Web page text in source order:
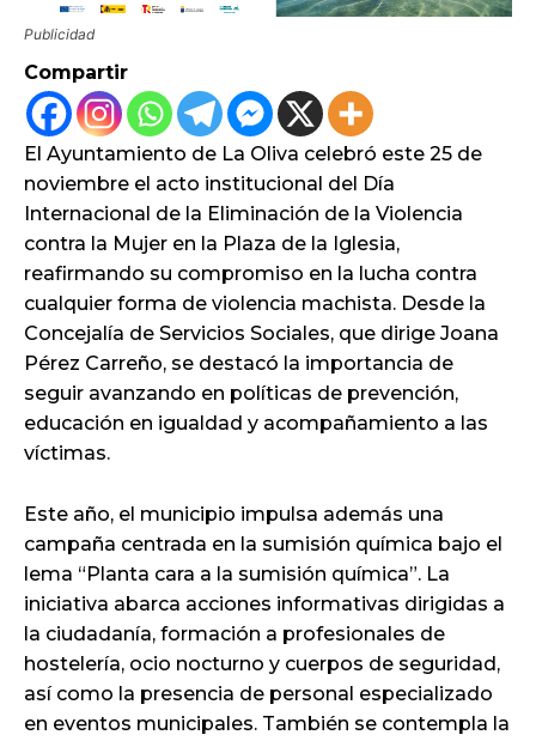
Publicidad
Compartir
El Ayuntamiento de La Oliva celebró este 25 de
noviembre el acto institucional del Día
Internacional de la Eliminación de la Violencia
contra la Mujer en la Plaza de la Iglesia,
reafirmando su compromiso en la lucha contra
cualquier forma de violencia machista. Desde la
Concejalía de Servicios Sociales, que dirige Joana
Pérez Carreño, se destacó la importancia de
seguir avanzando en políticas de prevención,
educación en igualdad y acompañamiento a las
víctimas.
Este año, el municipio impulsa además una
campaña centrada en la sumisión química bajo el
lema “Planta cara a la sumisión química”. La
iniciativa abarca acciones informativas dirigidas a
la ciudadanía, formación a profesionales de
hostelería, ocio nocturno y cuerpos de seguridad,
así como la presencia de personal especializado
en eventos municipales. También se contempla la